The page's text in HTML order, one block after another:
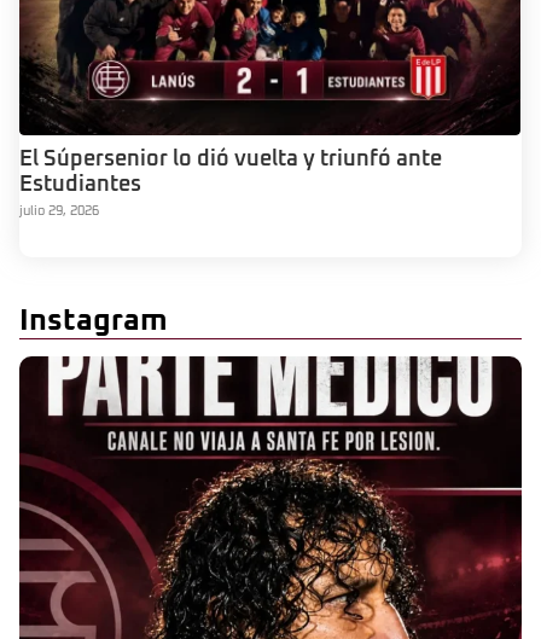
El Súpersenior lo dió vuelta y triunfó ante
Estudiantes
julio 29, 2026
Instagram